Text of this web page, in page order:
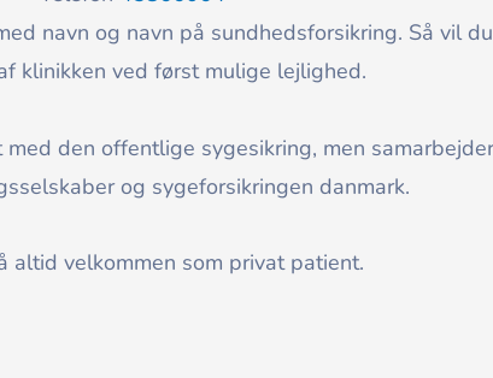
navn og navn på sundhedsforsikring. Så vil
klinikken ved først mulige lejlighed.
med den offentlige sygesikring, men
og sygeforsikringen danmark.
altid velkommen som privat patient.